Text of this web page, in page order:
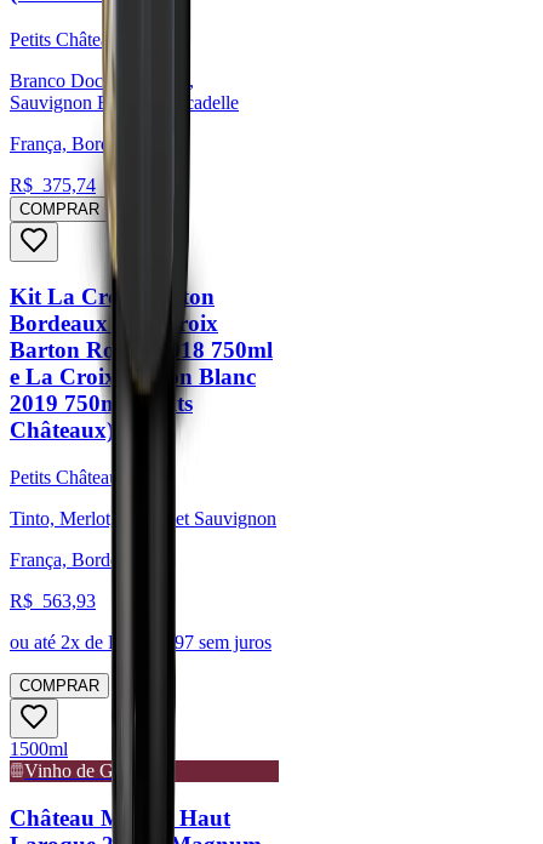
Petits Châteaux
Branco Doce, Sémillon,
Sauvignon Blanc, Muscadelle
França, Bordeaux
R$ 375,74
COMPRAR
Kit La Croix Barton
Bordeaux - La Croix
Barton Rouge 2018 750ml
e La Croix Barton Blanc
2019 750ml (Petits
Châteaux)
Petits Châteaux
Tinto, Merlot, Cabernet Sauvignon
França, Bordeaux
R$ 563,93
ou até 2x de R$ 281,97 sem juros
COMPRAR
1500ml
Vinho de Guarda
Château Moulin Haut